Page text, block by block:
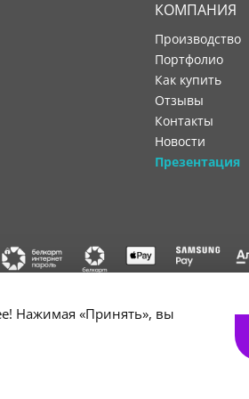
КОМПАНИЯ
производство
портфолио
как купить
отзывы
контакты
новости
Презентация
помещение 3. Р/с BY34 ALFA 3012 2B24
№193602931 выдано Минским
Нажимая «Принять», вы